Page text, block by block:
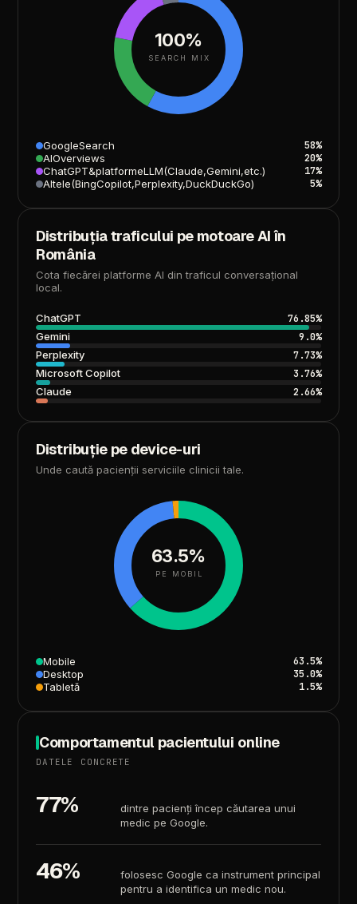
100%
SEARCH MIX
GoogleSearch
58%
AIOverviews
20%
ChatGPT&platformeLLM(Claude,Gemini,etc.)
17%
Altele(BingCopilot,Perplexity,DuckDuckGo) 5%
Distribuțiatraficului pe motoareAI în
România
Cota fiecărei platforme AI din traficul conversațional
local.
ChatGPT
76.85%
Gemini
9.0%
Perplexity
7.73%
Microsoft Copilot
3.76%
Claude
2.66%
Distribuție pe device-uri
Unde caută pacienții serviciile clinicii tale.
63.5%
PE MOBIL
Mobile
63.5%
Desktop
35.0%
Tabletă
1.5%
Comportamentul pacientului online
DATELE CONCRETE
77% dintre pacienți încep căutarea unui
medic pe Google.
46% folosesc Google ca instrument principal
pentru a identifica un medic nou.